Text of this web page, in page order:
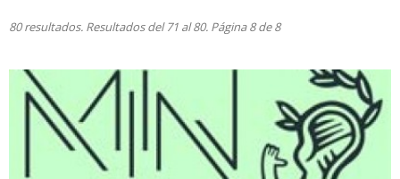
80 resultados. Resultados del 71 al 80. Página 8 de 8